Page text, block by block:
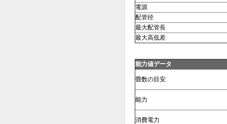
電源
配管径
最大配管長
最大高低差
能力値データ
畳数の目安
能力
消費電力